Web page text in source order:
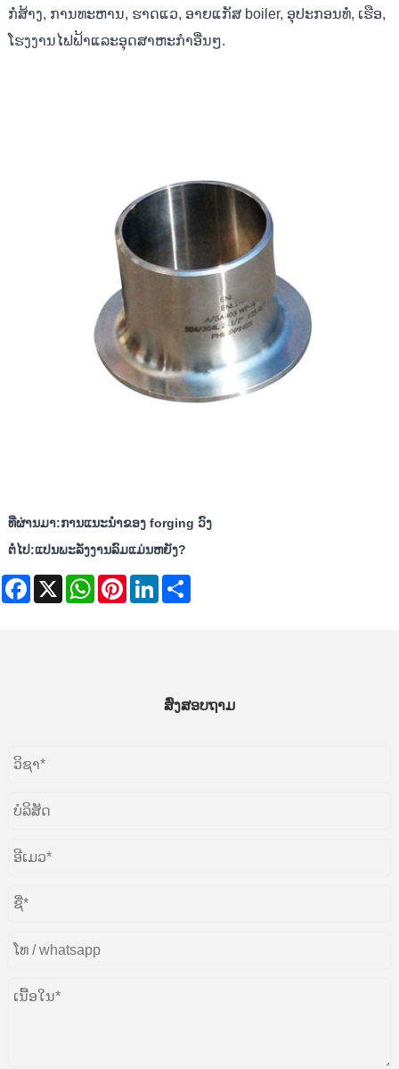
ກໍ່ສ້າງ, ການທະຫານ, ຮາດແວ, ອາຍແກັສ boiler, ອຸປະກອນທໍ່, ເຮືອ,
ໂຮງງານໄຟຟ້າແລະອຸດສາຫະກໍາອື່ນໆ.
ທີ່ຜ່ານມາ:ການແນະນໍາຂອງ forging ວົງ
ຕໍ່ໄປ:ແປນພະລັງງານລົມແມ່ນຫຍັງ?
Facebook
X WhatsAppPinterestLinkedIn
ສົ່ງສອບຖາມ